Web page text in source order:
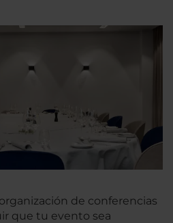
de conferencias
que tu evento sea